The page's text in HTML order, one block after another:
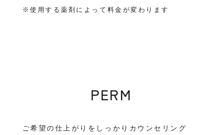
※使用する薬剤によって料金が変わります
PERM
ご希望の仕上がりをしっかりカウンセリング